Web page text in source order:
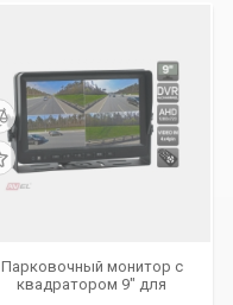
Парковочный монитор с
квадратором 9" для